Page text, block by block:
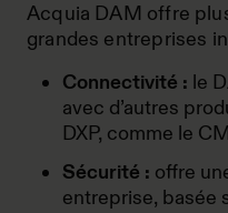
Acquia DAM offre
grandes entreprises
Connectivité : le
avec d’autres
DXP, comme le
Sécurité : offre
entreprise, basée